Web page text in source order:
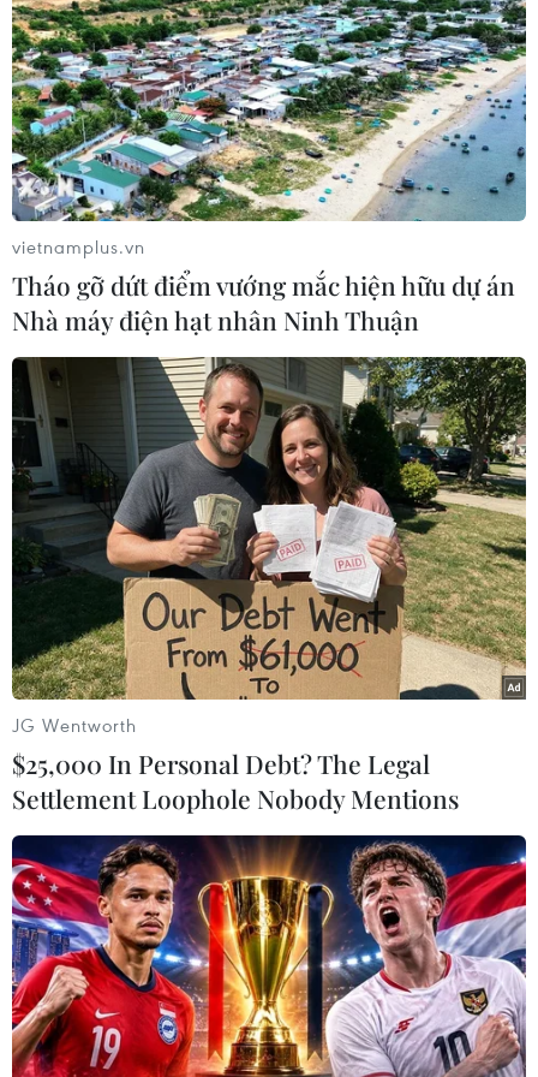
LHQ lên án mạnh mẽ các vụ bắt cóc nữ
sinh ở Nigeria
10/05/2014 04:33
Hội đồng Bảo an lên án mạnh mẽ vụ bắt cóc hàng trăm
nữ sinh ở Nigeria và Tổng thư ký Ban Ki-moon đã cử 1
phái viên đến nước này để giúp tìm kiếm các nữ sinh.
Thế giới hỗ trợ Nigeria tìm kiếm các nữ
sinh bị bắt cóc
vietnamplus.vn
Tháo gỡ dứt điểm vướng mắc hiện hữu dự án
Nhà máy điện hạt nhân Ninh Thuận
JG Wentworth
$25,000 In Personal Debt? The Legal
Settlement Loophole Nobody Mentions